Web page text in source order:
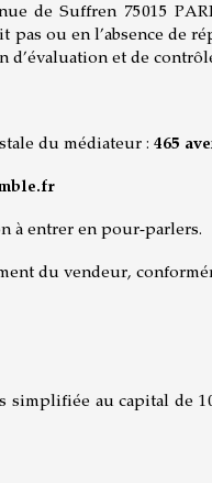
de Suffren 75015
pas ou en l’absence
et de
du médiateur : 465
à entrer en pour-parlers.
du vendeur,
au capital de